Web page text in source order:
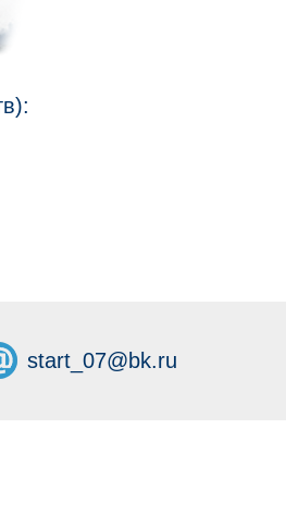
start_07@bk.ru